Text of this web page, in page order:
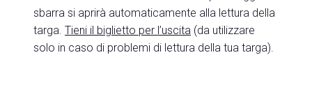
sbarra si aprirà automaticamente alla lettura della
targa. Tieni il biglietto per l’uscita (da utilizzare
solo in caso di problemi di lettura della tua targa).